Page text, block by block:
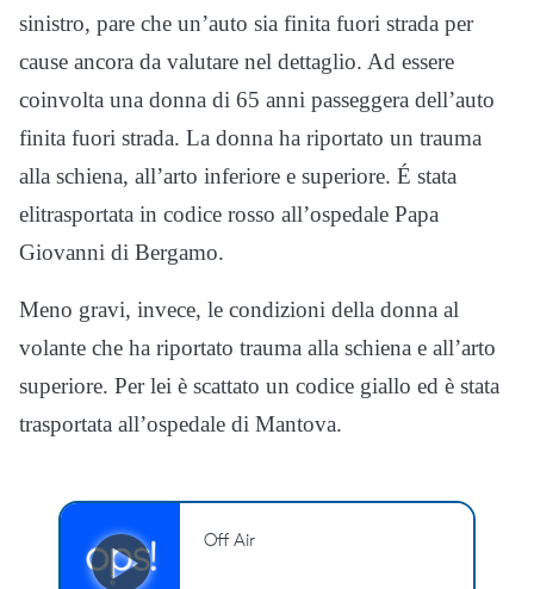
sinistro, pare che un’auto sia finita fuori strada per
cause ancora da valutare nel dettaglio. Ad essere
coinvolta una donna di 65 anni passeggera dell’auto
finita fuori strada. La donna ha riportato un trauma
alla schiena, all’arto inferiore e superiore. É stata
elitrasportata in codice rosso all’ospedale Papa
Giovanni di Bergamo.
Meno gravi, invece, le condizioni della donna al
volante che ha riportato trauma alla schiena e all’arto
superiore. Per lei è scattato un codice giallo ed è stata
trasportata all’ospedale di Mantova.